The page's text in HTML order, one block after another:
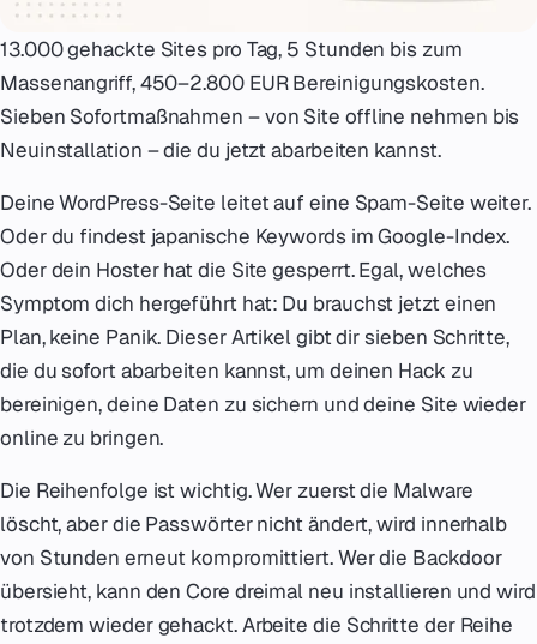
13.000 gehackte Sites pro Tag, 5 Stunden bis zum
Massenangriff, 450–2.800 EUR Bereinigungskosten.
Sieben Sofortmaßnahmen – von Site offline nehmen bis
Neuinstallation – die du jetzt abarbeiten kannst.
Deine WordPress-Seite leitet auf eine Spam-Seite weiter.
Oder du findest japanische Keywords im Google-Index.
Oder dein Hoster hat die Site gesperrt. Egal, welches
Symptom dich hergeführt hat: Du brauchst jetzt einen
Plan, keine Panik. Dieser Artikel gibt dir sieben Schritte,
die du sofort abarbeiten kannst, um deinen Hack zu
bereinigen, deine Daten zu sichern und deine Site wieder
online zu bringen.
Die Reihenfolge ist wichtig. Wer zuerst die Malware
löscht, aber die Passwörter nicht ändert, wird innerhalb
von Stunden erneut kompromittiert. Wer die Backdoor
übersieht, kann den Core dreimal neu installieren und wird
trotzdem wieder gehackt. Arbeite die Schritte der Reihe